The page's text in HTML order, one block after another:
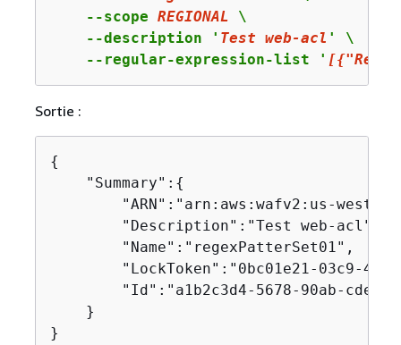
    --scope
REGIONAL \
    --description '
Test web-acl ' \
    --regular-expression-list '
[{
Sortie :
{
    "Summary":
{
"ARN":"arn:aws:wafv2:us-west-
        "Description":"Test web-acl",
        "Name":"regexPatterSet01",
"LockToken":"0bc01e21-03c9-
"Id":"a1b2c3d4-5678-90ab-cdef-
    }
}